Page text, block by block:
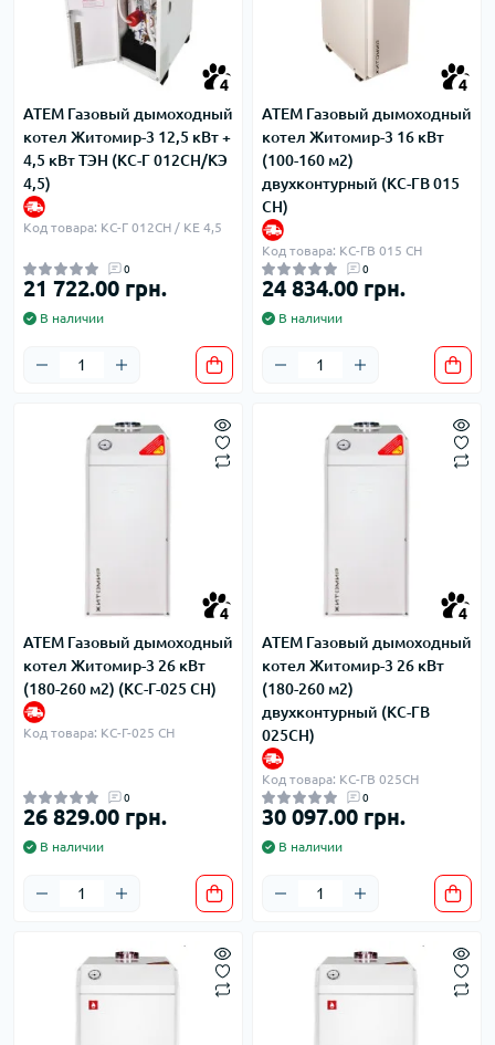
4
ATEM Газовый дымоходный
котел Житомир-3 12,5 кВт +
4,5 кВт ТЭН (КС-Г 012СН/КЭ
4,5)
Код товара: КС-Г 012СН / КЕ 4,5
0
21 722.00 грн.
В наличии
4
ATEM Газовый дымоходный
котел Житомир-3 16 кВт
(100-160 м2)
двухконтурный (КС-ГВ 015
СН)
Код товара: КС-ГВ 015 СН
0
24 834.00 грн.
В наличии
4
ATEM Газовый дымоходный
котел Житомир-3 26 кВт
(180-260 м2) (КС-Г-025 СН)
Код товара: КС-Г-025 СН
0
26 829.00 грн.
В наличии
4
ATEM Газовый дымоходный
котел Житомир-3 26 кВт
(180-260 м2)
двухконтурный (КС-ГВ
025СН)
Код товара: КС-ГВ 025СН
0
30 097.00 грн.
В наличии